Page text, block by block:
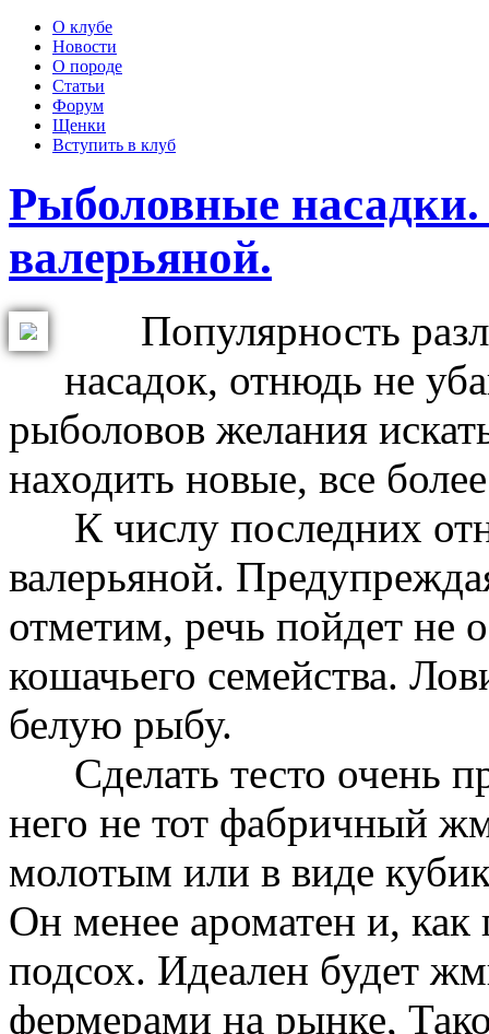
О клубе
Новости
О породе
Статьи
Форум
Щенки
Вступить в клуб
Рыболовные
валерьяной.
Популярность
насадок, отнюдь не
рыболовов желания
находить новые, все
К числу последних
валерьяной.
отметим, речь пойдет не
кошачьего семейства.
белую рыбу.
Сделать тесто очень
него не тот фабричный
молотым или в виде
Он менее ароматен и,
подсох. Идеален будет
фермерами на рынке,